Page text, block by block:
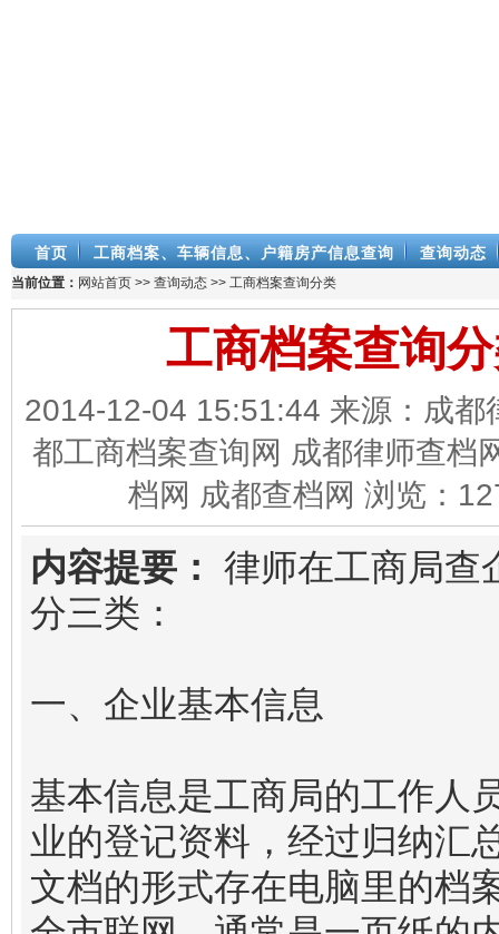
首页 工商档案、车辆信息、户籍房产信息查询 查询动态
当前位置： 网站首页 >> 查询动态 >> 工商档案查询分类
工商档案查询
2014-12-04 15:51:44 来源：成都
都工商档案查询网 成都律师查档
档网 成都查档网 浏览：
内容提要： 律师在工商局查
分三类：
一、企业基本信息
基本信息是工商局的工作人
业的登记资料，经过归纳汇
文档的形式存在电脑里的档